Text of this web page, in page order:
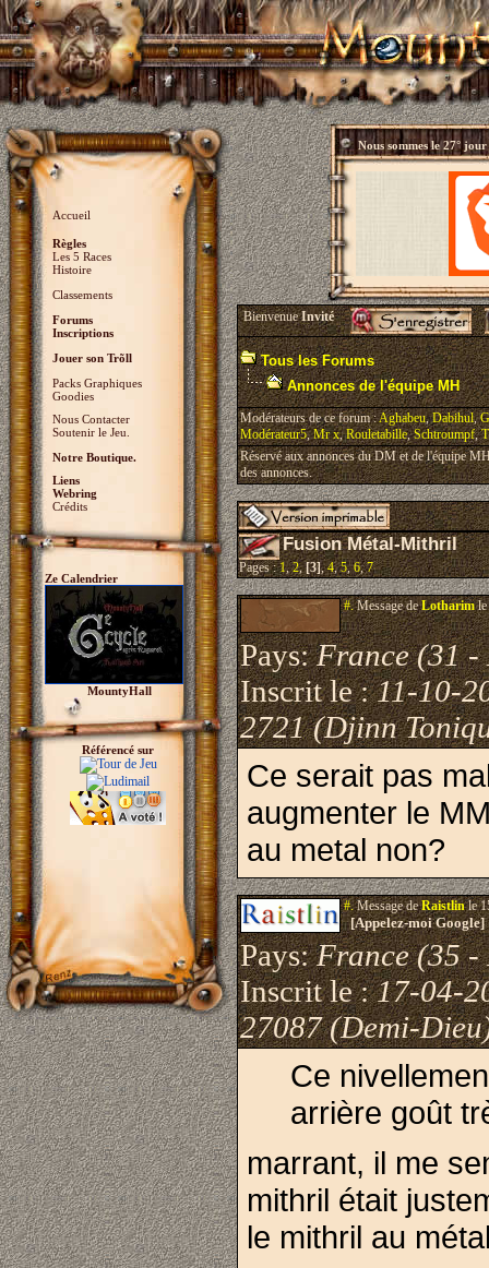
Accueil
Règles
Les 5 Races
Histoire
Classements
Forums
Inscriptions
Jouer son Trõll
Packs Graphiques
Goodies
Nous Contacter
Soutenir le Jeu.
Notre Boutique.
Liens
Webring
Crédits
Ze Calendrier
MountyHall
Référencé sur
Nous sommes le27° jour
BienvenueInvité
Tous les Forums
Annonces de l'équipe MH
Modérateurs de ce forum :Aghabeu,Dabihul,
Modérateur5,Mr x,Rouletabille,Schtroumpf,
Réservé aux annonces du DM et de l'équipe
des annonces.
Fusion Métal-Mithril
Pages :1,2,[3],4,5,6,7
#.Message deLotharimle
Pays:France (31 -
Inscrit le :11-10-
2721 (Djinn
Ce serait pas
augmenter le
au metal non?
#.Message deRaistlinle
[Appelez-moi
Pays:France (35
Inscrit le :17-04-
27087 (Demi-
Ce
arrière goût
marrant, il me
mithril était
le mithril au